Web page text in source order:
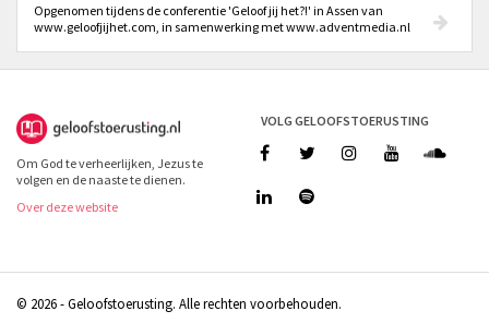
Opgenomen tijdens de conferentie 'Geloof jij het?!' in Assen van
www.geloofjijhet.com, in samenwerking met www.adventmedia.nl
Om God te verheerlijken, Jezus te
volgen en de naaste te dienen.
Over deze website
VOLG GELOOFSTOERUSTING
© 2026 - Geloofstoerusting. Alle rechten voorbehouden.